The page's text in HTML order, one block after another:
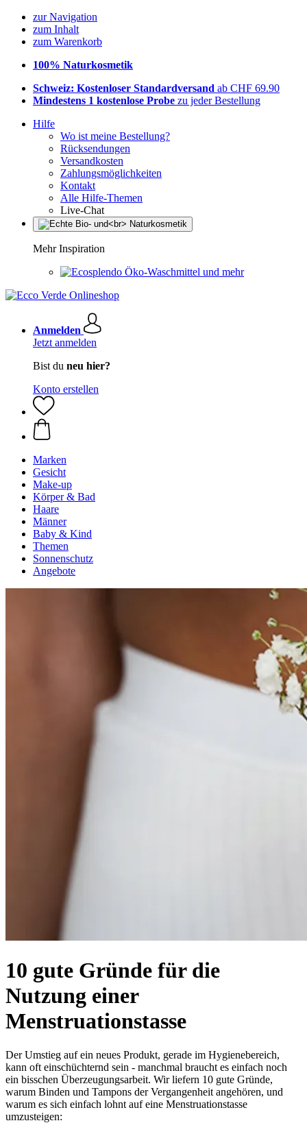
zur Navigation
zum Inhalt
zum Warenkorb
100% Naturkosmetik
Schweiz: Kostenloser Standardversand ab CHF 69.90
Mindestens 1 kostenlose Probe zu jeder Bestellung
Hilfe
Wo ist meine Bestellung?
Rücksendungen
Versandkosten
Zahlungsmöglichkeiten
Kontakt
Alle Hilfe-Themen
Live-Chat
Mehr Inspiration
Öko-Waschmittel und mehr
Anmelden
Jetzt anmelden
Bist du neu hier?
Konto erstellen
Marken
Gesicht
Make-up
Körper & Bad
Haare
Männer
Baby & Kind
Themen
Sonnenschutz
Angebote
10 gute Gründe für die
Nutzung einer
Menstruationstasse
Der Umstieg auf ein neues Produkt, gerade im Hygienebereich,
kann oft einschüchternd sein - manchmal braucht es einfach noch
ein bisschen Überzeugungsarbeit. Wir liefern 10 gute Gründe,
warum Binden und Tampons der Vergangenheit angehören, und
warum es sich einfach lohnt auf eine Menstruationstasse
umzusteigen: